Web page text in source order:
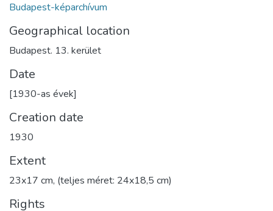
Budapest-képarchívum
Geographical location
Budapest. 13. kerület
Date
[1930-as évek]
Creation date
1930
Extent
23x17 cm, (teljes méret: 24x18,5 cm)
Rights